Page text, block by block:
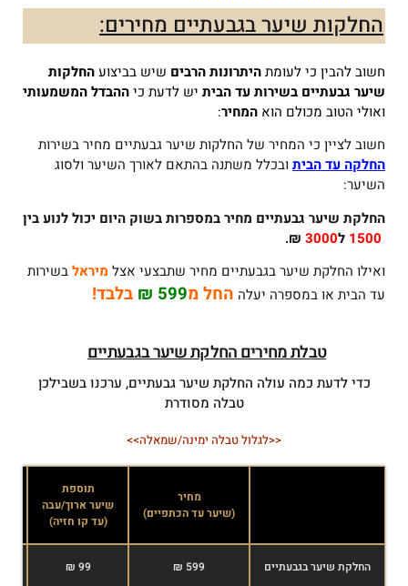
החלקות שיער בגבעתיים מחירים:
חשוב להבין כי לעומתהיתרונות הרבים שיש בביצועהחלקות
שיער גבעתיים בשירות עד הבית יש לדעת כיההבדל המשמעותי
ואולי הטוב מכולם הוא המחיר:
חשוב לציין כי המחיר של החלקות שיער גבעתיים מחיר בשירות
החלקה עד הבית ובכלל משתנה בהתאם לאורך השיער ולסוג
השיער:
החלקת שיער גבעתיים מחיר במספרות בשוק היום יכול לנוע בין
1500 ל3000
₪.
ואילו החלקת שיער בגבעתיים מחיר שתבצעי אצל מיראלבשירות
עד הבית או במספרה יעלה החל מ599 ₪ בלבד!
טבלת מחירים החלקת שיער בגבעתיים
כדי לדעת כמה עולה החלקת שיער גבעתיים, ערכנו בשבילכן
טבלה מסודרת
<<לגלול טבלה ימינה/שמאלה>>
מחיר
(שיער עד הכתפיים)
תוספת
שיער ארוך/עבה
(עד קו חזיה)
החלקת שיער בגבעתיים 599 ₪
99 ₪